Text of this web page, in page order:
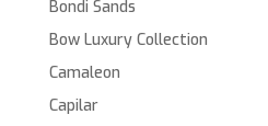
Bondi Sands
Bow Luxury Collection
Camaleon
Capilar